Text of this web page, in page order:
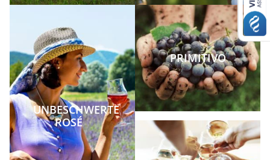
UNBESCHWERTE
ROSÉ
PRIMITIVO